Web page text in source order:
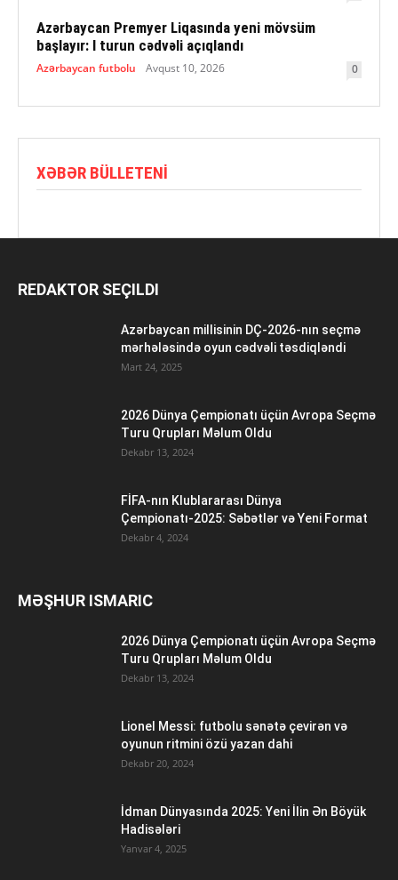
Azərbaycan Premyer Liqasında yeni mövsüm
başlayır: I turun cədvəli açıqlandı
Azərbaycan futbolu Avqust 10, 2026 0
XƏBƏR BÜLLETENI
REDAKTOR SEÇILDI
Azərbaycan millisinin DÇ-2026-nın seçmə
mərhələsində oyun cədvəli təsdiqləndi
Mart 24, 2025
2026 Dünya Çempionatı üçün Avropa Seçmə
Turu Qrupları Məlum Oldu
Dekabr 13, 2024
FİFA-nın Klublararası Dünya
Çempionatı-2025: Səbətlər və Yeni Format
Dekabr 4, 2024
MƏŞHUR ISMARIC
2026 Dünya Çempionatı üçün Avropa Seçmə
Turu Qrupları Məlum Oldu
Dekabr 13, 2024
Lionel Messi: futbolu sənətə çevirən və
oyunun ritmini özü yazan dahi
Dekabr 20, 2024
İdman Dünyasında 2025: Yeni İlin Ən Böyük
Hadisələri
Yanvar 4, 2025